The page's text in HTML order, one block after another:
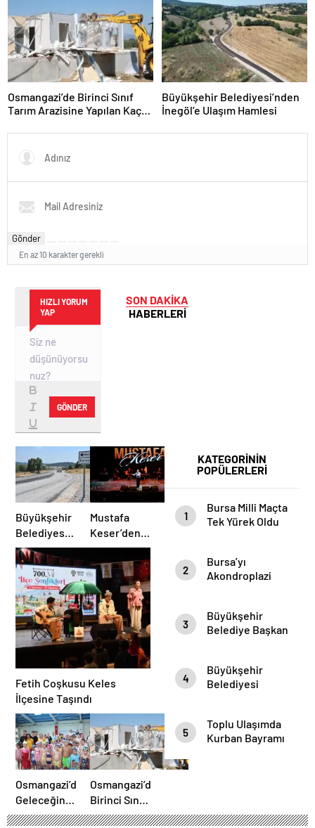
Osmangazi’de Birinci Sınıf
Tarım Arazisine Yapılan Kaçak
Büyükşehir Belediyesi’nden
İnegöl’e Ulaşım Hamlesi
Gönder
En az 10 karakter gerekli
HIZLI YORUM
YAP
GÖNDER
SON DAKİKA
HABERLERİ
KATEGORİNİN
POPÜLERLERİ
1
Bursa Milli Maçta
Tek Yürek Oldu
2
Bursa’yı
Akondroplazi
3
Büyükşehir
Belediye Başkan
Marşın
Bestecilerini
4
Büyükşehir
Belediyesi
“Aşure Bereket
Demektir”
5
Toplu Ulaşımda
Kurban Bayramı
Büyükşehir
Belediyesi
Harmancık’ta
Yolları
Yeniliyor
Mustafa
Keser’den
Müzik Dolu
Gece
Fetih Coşkusu Keles
İlçesine Taşındı
Osmangazi’de
Geleceğin
Yüzücüleri
Osmangazi’de
Birinci Sınıf
Tarım